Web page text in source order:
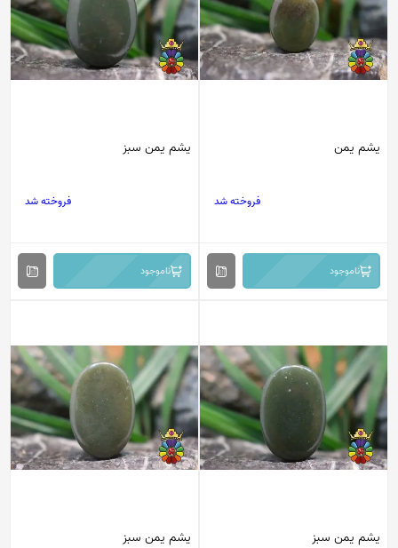
یشم یمن
فروخته شد
ناموجود
یشم یمن سبز
فروخته شد
ناموجود
یشم یمن سبز یشم یمن سبز